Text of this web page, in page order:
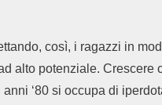
così, i ragazzi in
alto potenziale. Crescere
‘80 si occupa di